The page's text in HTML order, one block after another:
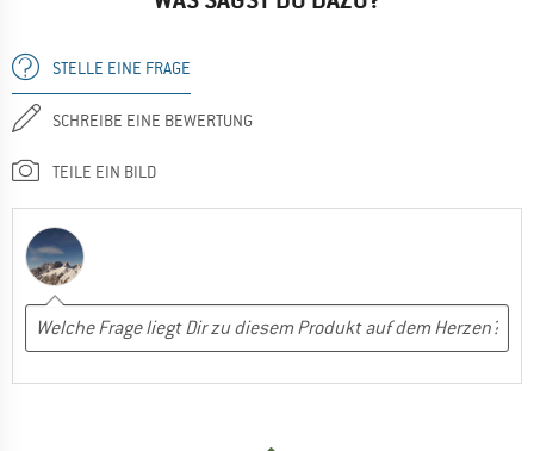
STELLE EINE FRAGE
SCHREIBE EINE BEWERTUNG
TEILE EIN BILD